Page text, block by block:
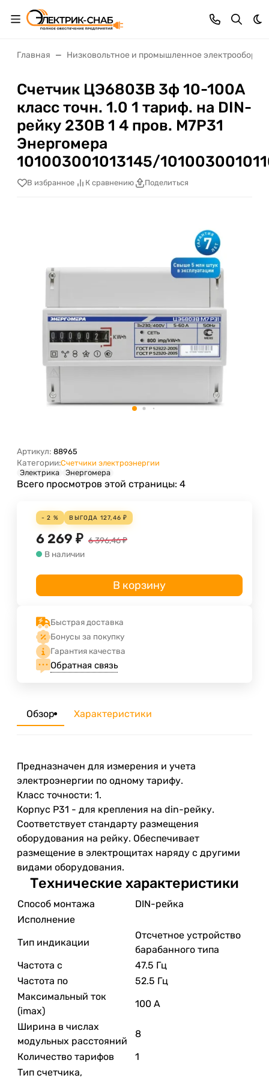
Главная Низковольтное и промышленное
Счетчик ЦЭ6803В 3ф 10-100А
класс точн. 1.0 1 тариф. на DIN-
рейку 230В 1 4 пров. М7Р31
Энергомера
101003001013145/
В избранное К сравнению Поделиться
Артикул: 88965
Категории:Счетчики электроэнергии
Электрика
Энергомера
Всего просмотров этой страницы: 4
- 2 % ВЫГОДА 127,46 ₽
6 269 ₽ 6 396,46₽
В наличии
В корзину
Быстрая доставка
Бонусы за покупку
Гарантия качества
Обратная связь
Обзор Характеристики
Предназначен для измерения и учета
электроэнергии по одному тарифу.
Класс точности: 1.
Корпус Р31 - для крепления на din-рейку.
Соответствует стандарту размещения
оборудования на рейку. Обеспечивает
размещение в электрощитах наряду с другими
видами оборудования.
Технические характеристики
Способ монтажа
DIN-рейка
Исполнение
Тип индикации
Отсчетное устройство
барабанного типа
Частота с
47.5 Гц
Частота по
52.5 Гц
Максимальный ток
(imax)
100 А
Ширина в числах
модульных расстояний
8
Количество тарифов
1
Тип счетчика,